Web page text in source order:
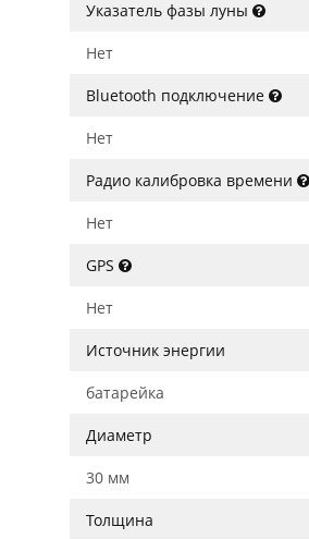
Указатель фазы луны
Нет
Bluetooth подключение
Нет
Радио калибровка времени
Нет
GPS
Нет
Источник энергии
батарейка
Диаметр
30 мм
Толщина